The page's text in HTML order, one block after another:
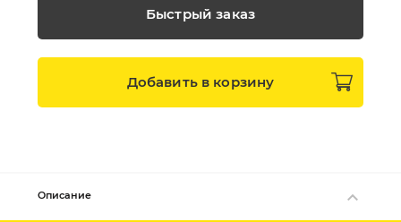
Быстрый заказ
Добавить в корзину
Описание